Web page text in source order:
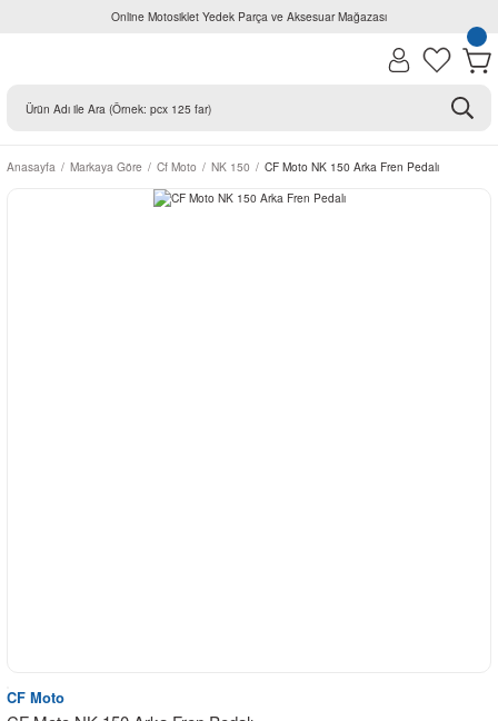
Online Motosiklet Yedek Parça ve Aksesuar Mağazası
Anasayfa Markaya Göre Cf Moto NK 150 CF Moto NK 150 Arka Fren Pedalı
CF Moto